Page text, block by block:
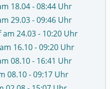
18.04 - 08:44 Uhr
29.03 - 09:46 Uhr
24.03 - 10:20 Uhr
16.10 - 09:20 Uhr
08.10 - 16:41 Uhr
08.10 - 09:17 Uhr